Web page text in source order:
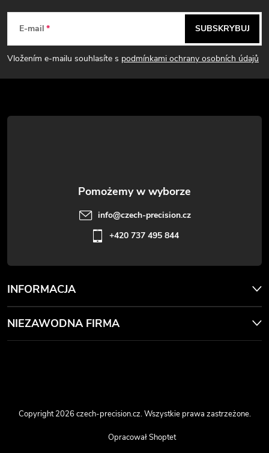
t
y
S
t
o
E-mail
Vložením e-mailu souhlasíte s podmínkami ochrany osobních údajů
SUBSKRYBUJ
INFORMACJA
NIEZAWODNA FIRMA
info@czech-precision.cz
+420 737 495 844
Opracował Shoptet
Copyright 2026czech-precision.cz. Wszystkie prawa zastrzeżone.